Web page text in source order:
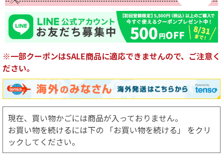
※一部クーポンはSALE商品に適応できませんので、ご注意く
ださい。
現在、買い物かごには商品が入っておりません。
お買い物を続けるには下の 「お買い物を続ける」 をクリ
ックしてください。